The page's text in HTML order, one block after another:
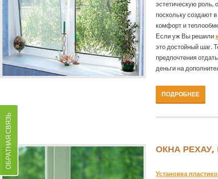
эстетическую роль,
поскольку создают
комфорт и
Если уж Вы решили
это достойный шаг.
предпочтения
деньги на
ПОДРОБНЕЕ
ОКНА
Установка
ОБРАТНАЯ СВЯЗЬ